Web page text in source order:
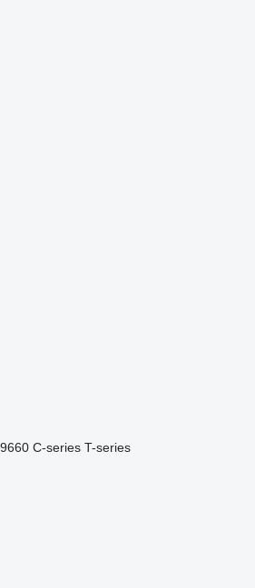
9660 C-series T-series